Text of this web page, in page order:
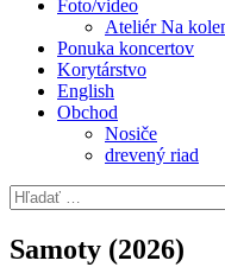
Foto/video
Ateliér Na
Ponuka koncertov
Korytárstvo
English
Obchod
Nosiče
drevený riad
Hľadať:
Samoty (2026)